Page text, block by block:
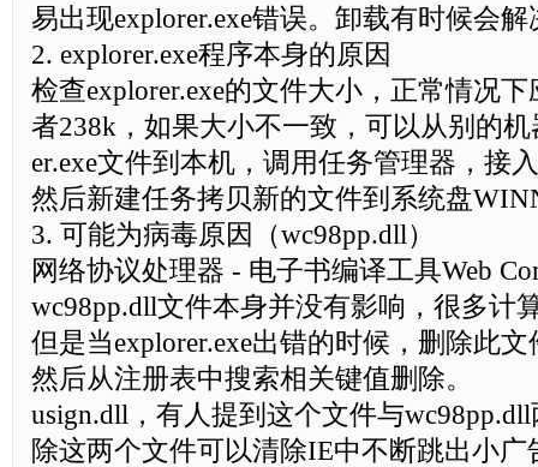
易出现explorer.exe错误。卸载有时候会解
2. explorer.exe程序本身的原因
检查explorer.exe的文件大小，正常情况
者238k，如果大小不一致，可以从别的
er.exe文件到本机，调用任务管理器，接
然后新建任务拷贝新的文件到系统盘
3. 可能为病毒原因（wc98pp.dll）
网络协议处理器 - 电子书编译工具Web
wc98pp.dll文件本身并没有影响，很多计
但是当explorer.exe出错的时候，删除此
然后从注册表中搜索相关键值删除。
usign.dll，有人提到这个文件与
除这两个文件可以清除IE中不断跳出小